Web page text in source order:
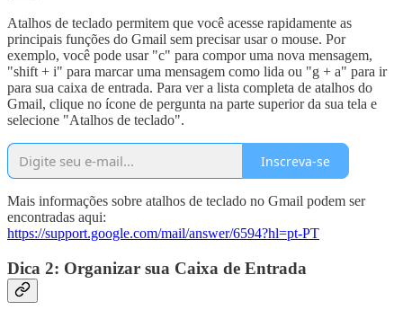
Atalhos de teclado permitem que você acesse rapidamente as
principais funções do Gmail sem precisar usar o mouse. Por
exemplo, você pode usar "c" para compor uma nova mensagem,
"shift + i" para marcar uma mensagem como lida ou "g + a" para ir
para sua caixa de entrada. Para ver a lista completa de atalhos do
Gmail, clique no ícone de pergunta na parte superior da sua tela e
selecione "Atalhos de teclado".
Inscreva-se
Mais informações sobre atalhos de teclado no Gmail podem ser
encontradas aqui:
https://support.google.com/mail/answer/6594?hl=pt-PT
Dica 2: Organizar sua Caixa de Entrada